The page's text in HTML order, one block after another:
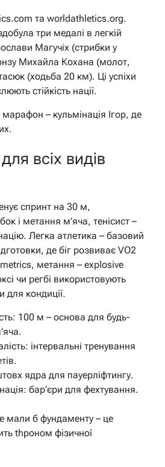
та worldathletics.org.
три медалі в легкій
Магучіх (стрибки у
Михайла Кохана (молот,
(ходьба 20 км). Ці успіхи
стійкість нації.
– кульмінація Ігор, де
всіх видів
спринт на 30 м,
і метання м’яча, тенісист –
Легка атлетика – базовий
де біг розвиває VO2
метання – explosive
чи регбі використовують
для кондиції.
100 м – основа для будь-
інтервальні тренування
ядра для пауерліфтингу.
бар’єри для фехтування.
мали б фундаменту – це
thроном фізичної